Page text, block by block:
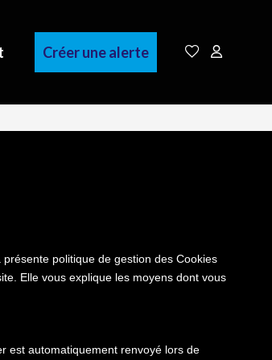
Créer une alerte
politique de gestion des Cookies
Elle vous explique les moyens dont vous
est automatiquement renvoyé lors de